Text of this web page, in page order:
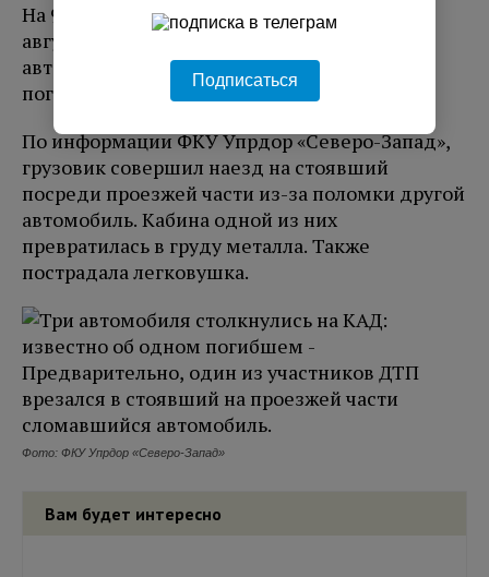
На 99-м километре внешнего кольца КАД 6
августа произошло столкновение трех
автомобилей. В результате происшествия
погиб один человек.
По информации ФКУ Упрдор «Северо-Запад»,
грузовик совершил наезд на стоявший
посреди проезжей части из-за поломки другой
автомобиль. Кабина одной из них
превратилась в груду металла. Также
пострадала легковушка.
Фото: ФКУ Упрдор «Северо-Запад»
Вам будет интересно
Подписаться